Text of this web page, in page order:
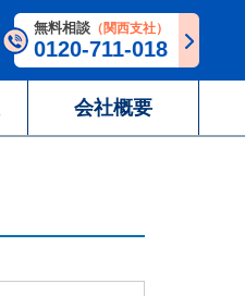
無料相談 （関西支社）
0120-711-018
会社概要